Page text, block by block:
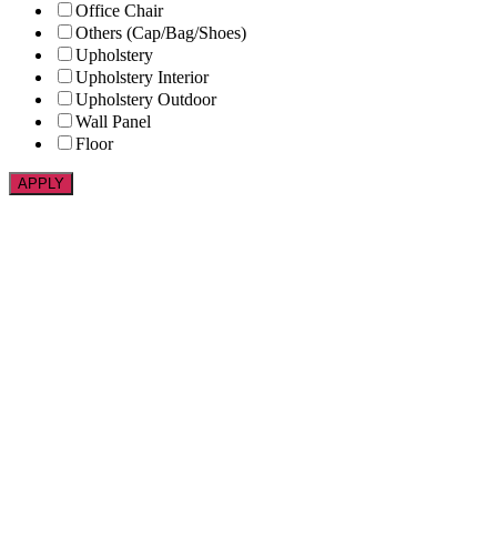
Office Chair
Others (Cap/Bag/Shoes)
Upholstery
Upholstery Interior
Upholstery Outdoor
Wall Panel
Floor
APPLY